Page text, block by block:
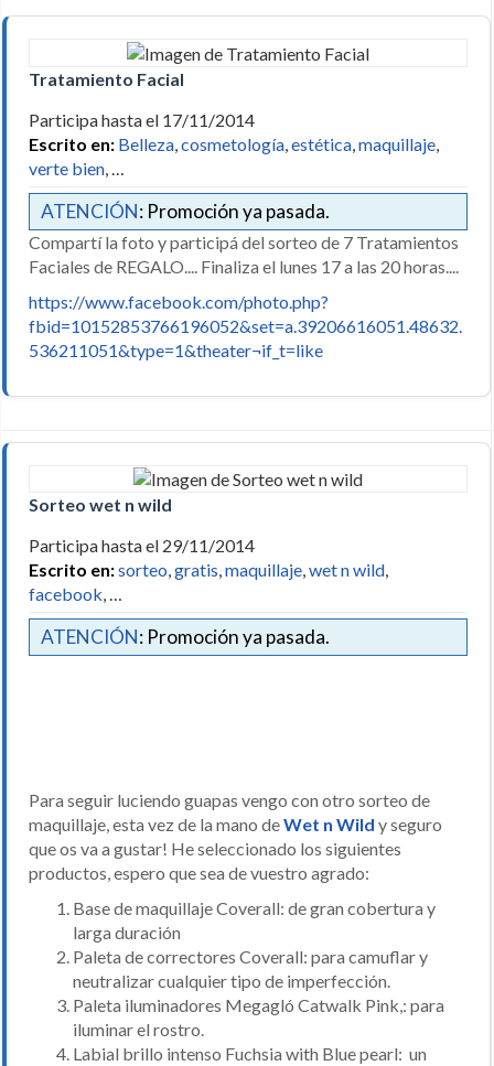
Tratamiento Facial
Participa hasta el 17/11/2014
Escrito en: Belleza cosmetología estética maquillaje
verte bien
ATENCIÓN: Promoción ya pasada.
Compartí la foto y participá del sorteo de 7 Tratamientos
Faciales de REGALO.... Finaliza el lunes 17 a las 20 horas....
https://www.facebook.com/photo.php?
fbid=10152853766196052&set=a.39206616051.48632.
536211051&type=1&theater¬if_t=like
Sorteo wet n wild
Participa hasta el 29/11/2014
Escrito en:sorteo,gratis,maquillaje,wet n wild,
facebook, …
ATENCIÓN: Promoción ya pasada.
Para seguir luciendo guapas vengo con otro sorteo de
maquillaje, esta vez de la mano deWet n Wild y seguro
que os va a gustar! He seleccionado los siguientes
productos, espero que sea de vuestro agrado:
Base de maquillaje Coverall: de gran cobertura y
larga duración
Paleta de correctores Coverall: para camuflar y
neutralizar cualquier tipo de imperfección.
Paleta iluminadores Megagló Catwalk Pink,: para
iluminar el rostro.
Labial brillo intenso Fuchsia with Blue pearl: un